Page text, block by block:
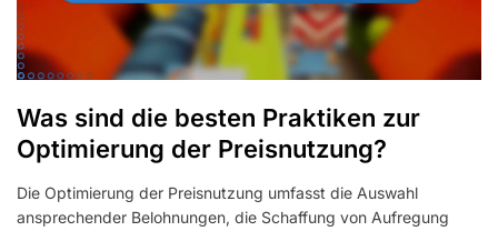
Was sind die besten Praktiken zur
Optimierung der Preisnutzung?
Die Optimierung der Preisnutzung umfasst die Auswahl
ansprechender Belohnungen, die Schaffung von Aufregung